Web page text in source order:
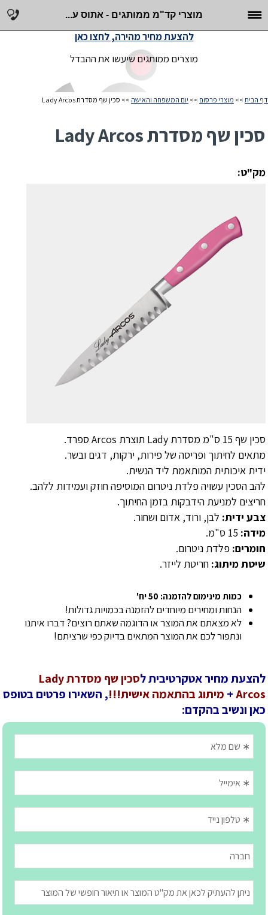
מוצרי קד"מ ממותגים - אתוס ע...
מוצרים ממותגים שיעשו את ההבדל
להצעת מחיר מהירה, לחצו כאן
דף הבית >> מוצרי פרסום >> יום המשפחה והאישה >> סכין שף מסדרת Lady Arcos
סכין שף מסדרת Lady Arcos
מק"ט:
סכין שף 15 ס"מ מסדרת Lady תוצרת Arcos ספרד.
מתאים לחיתוך ופריסה של פירות, ירקות, דגים ובשר.
ידית איכותית המותאמת ליד הנשית.
להב הסכין עשויה פלדת ניטרום המוסיפה חוזק ועמידות ללהב.
חריצים למניעת הידבקות בזמן החיתוך.
צבע ידית: לבן, ורוד, אדום ושחור.
מידה:
חומרים: פלדת ניטרום.
שיטת מיתוג: חריטת לייזר.
כמות מינימום להזמנה: 50 יח'
הנחות ומחירים מיוחדים להזמנה בכמויות גדולות!
לא מצאתם את המוצר או הדוגמה שאתם רוצים? דברו איתנו
ונתפור לכם את המוצר המתאים בדיוק כפי שרציתם!
להצעת מחיר אטקרטיבית ל
סכין שף מסדרת Lady
Arcos
+ מיתוג בהתאמה אישית!!!, השאירו פרטים בטופס
כאן ונשיב בהקדם: